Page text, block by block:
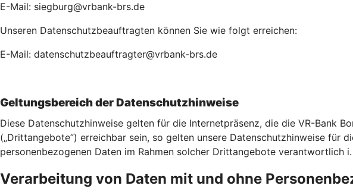
E-Mail: siegburg@vrbank-brs.de
Unseren Datenschutzbeauftragten können Sie wie folgt erreichen:
E-Mail: datenschutzbeauftragter@vrbank-brs.de
Geltungsbereich der Datenschutzhinweise
Diese Datenschutzhinweise gelten für die Internetpräsenz, die die VR-Bank
(„Drittangebote”) erreichbar sein, so gelten unsere Datenschutzhinweise
personenbezogenen Daten im Rahmen solcher Drittangebote verantwortlich i.
Verarbeitung von Daten mit und ohne